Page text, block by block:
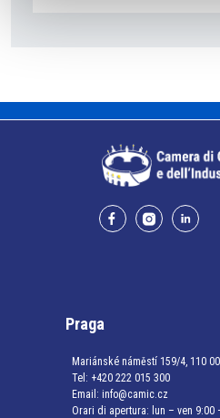
Praga
Mariánské náměstí 159/4, 110
Tel: +420 222 015 300
Email: info@camic.cz
Orari di apertura: lun – ven 9:00